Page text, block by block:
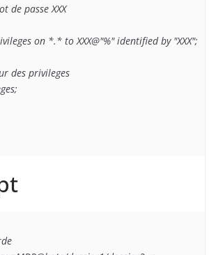
de passe XXX
on *.* to XXX@"%" identified by "XXX";
des privileges